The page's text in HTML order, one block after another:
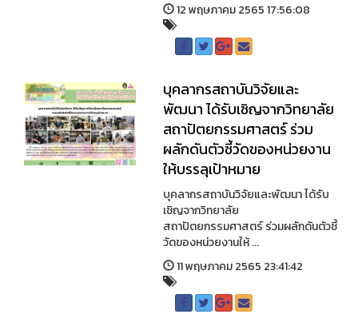
12 พฤษภาคม 2565 17:56:08
บุคลากรสถาบันวิจัยและ
พัฒนา ได้รับเชิญจากวิทยาลัย
สถาปัตยกรรมศาสตร์ ร่วม
ผลักดันตัวชี้วัดของหน่วยงาน
ให้บรรลุเป้าหมาย
บุคลากรสถาบันวิจัยและพัฒนา ได้รับ
เชิญจากวิทยาลัย
สถาปัตยกรรมศาสตร์ ร่วมผลักดันตัวชี้
วัดของหน่วยงานให้ ...
11 พฤษภาคม 2565 23:41:42